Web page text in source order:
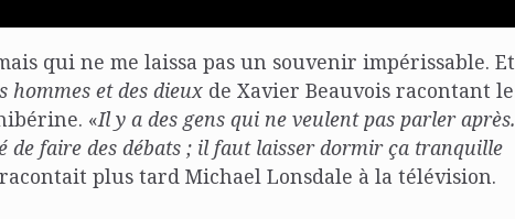
qui ne me laissa pas un souvenir impérissable. Et
hommes et des dieux de Xavier Beauvois racontant le
«Il y a des gens qui ne veulent pas parler après.
de faire des débats ; il faut laisser dormir ça tranquille
plus tard Michael Lonsdale à la télévision.